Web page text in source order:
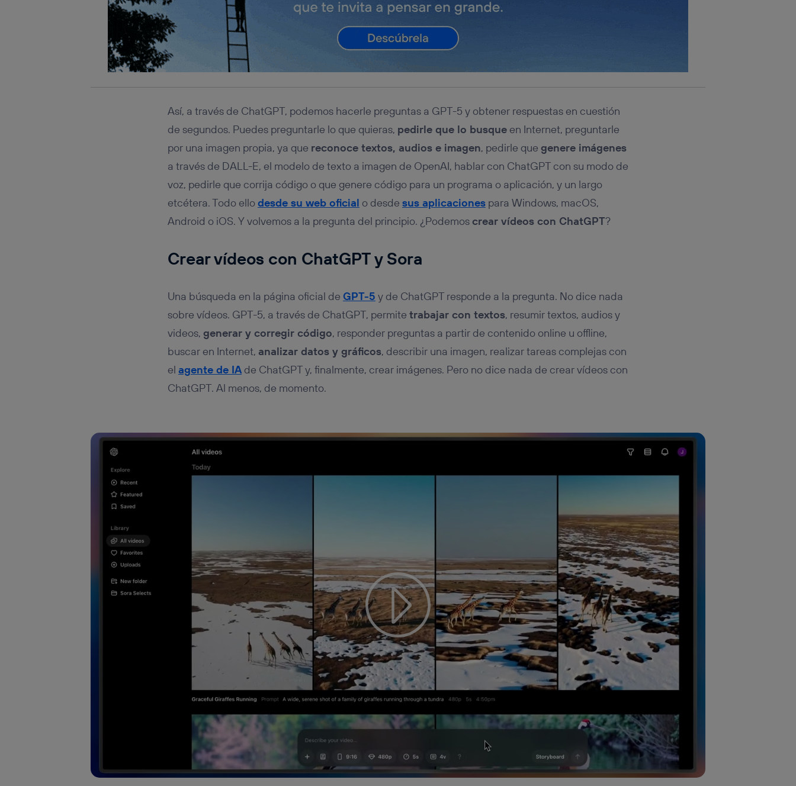
Así, a través de ChatGPT, podemos hacerle preguntas a GPT-5 y obtener respuestas en cuestión
de segundos. Puedes preguntarle lo que quieras, pedirle que lo busqueen Internet, preguntarle
por una imagen propia, ya que reconoce textos, audios e imagen, pedirle que genere imágenes
a través de DALL-E, el modelo de texto a imagen de OpenAI, hablar con ChatGPT con su modo de
voz, pedirle que corrija código o que genere código para un programa o aplicación, y un largo
etcétera. Todo ellodesde su web oficial o desde sus aplicacionespara Windows, macOS,
Android o iOS. Y volvemos a la pregunta del principio. ¿Podemoscrear vídeos con ChatGPT?
Crear vídeos con ChatGPT y Sora
Una búsqueda en la página oficial de GPT-5 y de ChatGPT responde a la pregunta. No dice nada
sobre vídeos. GPT-5, a través de ChatGPT, permite trabajar con textos, resumir textos, audios y
videos, generar y corregir código, responder preguntas a partir de contenido online u offline,
buscar en Internet, analizar datos y gráficos, describir una imagen, realizar tareas complejas con
el agente de IAde ChatGPT y, finalmente, crear imágenes. Pero no dice nada de crear vídeos con
ChatGPT. Al menos, de momento.